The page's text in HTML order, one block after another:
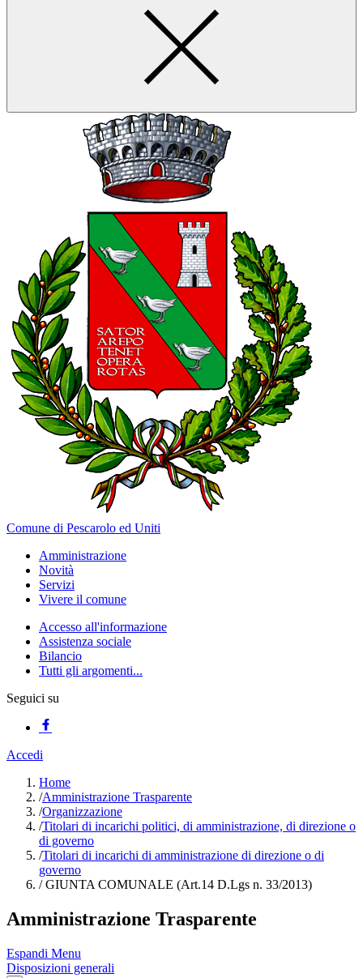
Comune di Pescarolo ed Uniti
Amministrazione
Novità
Servizi
Vivere il comune
Accesso all'informazione
Assistenza sociale
Bilancio
Tutti gli argomenti...
Seguici su
Accedi
Home
/Amministrazione Trasparente
/Organizzazione
/Titolari di incarichi politici, di amministrazione, di direzione o
di governo
/Titolari di incarichi di amministrazione di direzione o di
governo
/GIUNTA COMUNALE (Art.14 D.Lgs n. 33/2013)
Amministrazione Trasparente
Espandi Menu
Disposizioni generali